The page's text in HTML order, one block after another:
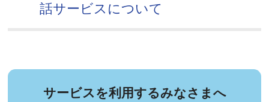
話サービスについて
サービスを利用するみなさまへ